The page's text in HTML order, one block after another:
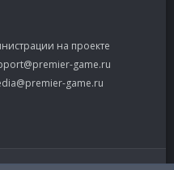
на проекте
game.ru
game.ru